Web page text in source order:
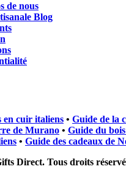
de nous
Blog
en cuir italiens • Guide de la
de Murano • Guide du
• Guide des cadeaux de
Direct. Tous droits